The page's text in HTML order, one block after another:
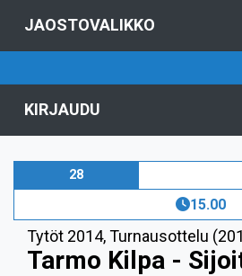
JAOSTOVALIKKO
KIRJAUDU
28
15.00
Tytöt 2014,Turnausottelu
Tarmo Kilpa -